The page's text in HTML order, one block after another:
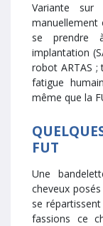
Variante
se prendre
implantation
robot ARTAS
fatigue
même que la
FUT
Une
cheveux
se
fassions ce